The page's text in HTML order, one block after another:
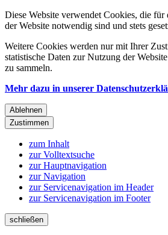
Diese Website verwendet Cookies, die für
der Website notwendig sind und stets
Weitere Cookies werden nur mit Ihrer
statistische Daten zur Nutzung der
zu sammeln.
Mehr dazu in unserer
Ablehnen
Zustimmen
zum Inhalt
zur Volltextsuche
zur Hauptnavigation
zur Navigation
zur Servicenavigation im Header
zur Servicenavigation im Footer
schließen